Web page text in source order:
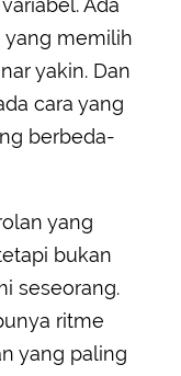
Ada
yang memilih
yakin. Dan
cara yang
berbeda-
yang
bukan
seseorang.
ritme
yang paling